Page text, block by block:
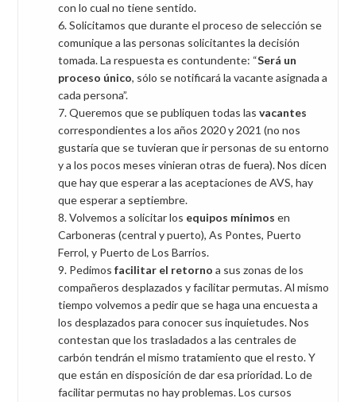
con lo cual no tiene sentido.
Solicitamos que durante el proceso de selección se
comunique a las personas solicitantes la decisión
tomada. La respuesta es contundente: “Será un
proceso único, sólo se notificará la vacante asignada a
cada persona”.
Queremos que se publiquen todas las vacantes
correspondientes a los años 2020 y 2021 (no nos
gustaría que se tuvieran que ir personas de su entorno
y a los pocos meses vinieran otras de fuera). Nos dicen
que hay que esperar a las aceptaciones de AVS, hay
que esperar a septiembre.
Volvemos a solicitar los equipos mínimos en
Carboneras (central y puerto), As Pontes, Puerto
Ferrol, y Puerto de Los Barrios.
Pedimos facilitar el retorno a sus zonas de los
compañeros desplazados y facilitar permutas. Al mismo
tiempo volvemos a pedir que se haga una encuesta a
los desplazados para conocer sus inquietudes. Nos
contestan que los trasladados a las centrales de
carbón tendrán el mismo tratamiento que el resto. Y
que están en disposición de dar esa prioridad. Lo de
facilitar permutas no hay problemas. Los cursos